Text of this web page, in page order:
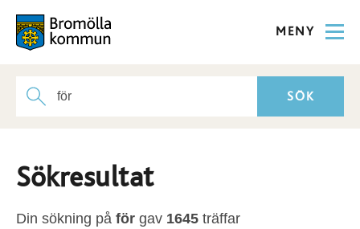
MENY
Sökresultat
Din sökning på för gav 1645 träffar